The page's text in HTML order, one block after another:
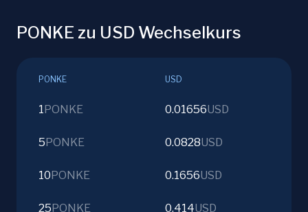
PONKE zu USD Wechselkurs
PONKE USD
1 PONKE 0.01656USD
5 PONKE 0.0828USD
10 PONKE 0.1656USD
25 PONKE 0.414USD